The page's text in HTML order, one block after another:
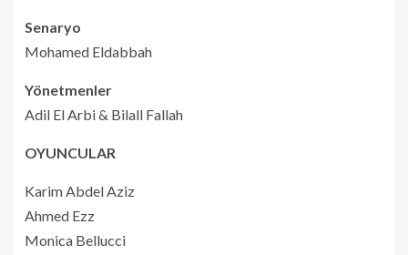
Senaryo
Mohamed Eldabbah
Yönetmenler
Adil El Arbi & Bilall Fallah
OYUNCULAR
Karim Abdel Aziz
Ahmed Ezz
Monica Bellucci